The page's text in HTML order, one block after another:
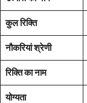
कुल रिक्ति
नौकरियां श्रेणी
रिक्ति का नाम
योग्यता